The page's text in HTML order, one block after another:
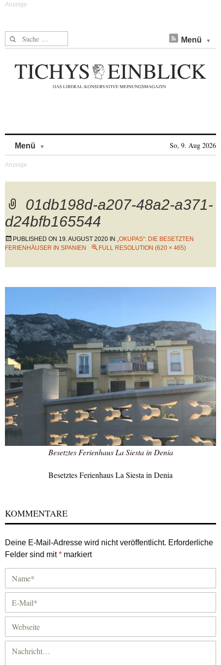
Suche nach: Menü
Menü So, 9. Aug 2026
01db198d-a207-48a2-a371-
d24bfb165544
PUBLISHED ON 19. AUGUST 2020 IN „OKUPAS“: DIE BESETZTEN
FERIENHÄUSER IN SPANIEN
FULL RESOLUTION (620 × 465)
Besetztes Ferienhaus La Siesta in Denia
Besetztes Ferienhaus La Siesta in Denia
KOMMENTARE
Deine E-Mail-Adresse wird nicht veröffentlicht. Erforderliche
Felder sind mit* markiert